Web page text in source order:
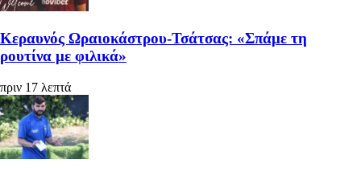
Κεραυνός Ωραιοκάστρου-Τσάτσας: «Σπάμε τη
ρουτίνα με φιλικά»
πριν 17 λεπτά